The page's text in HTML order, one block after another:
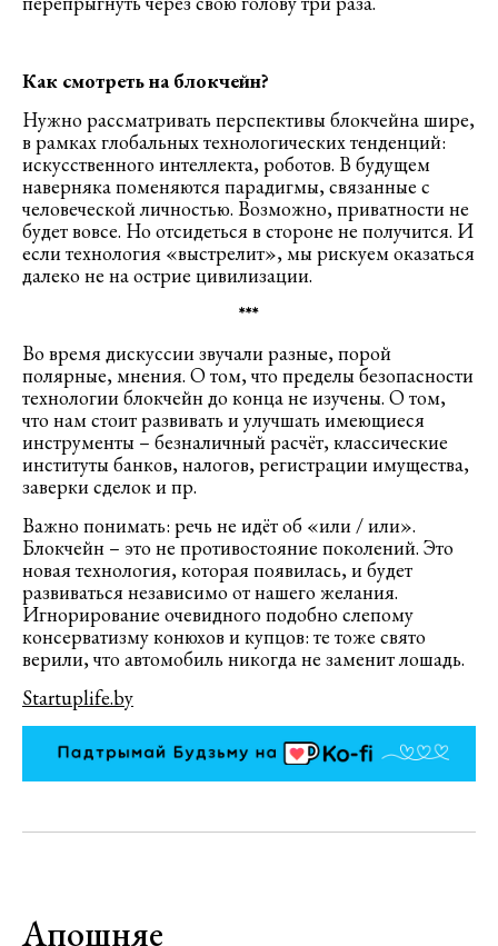
Как смотреть на блокчейн?
Нужно рассматривать перспективы блокчейна шире,
в рамках глобальных технологических тенденций:
искусственного интеллекта, роботов. В будущем
наверняка поменяются парадигмы, связанные с
человеческой личностью. Возможно, приватности не
будет вовсе. Но отсидеться в стороне не получится. И
если технология «выстрелит», мы рискуем оказаться
далеко не на острие цивилизации.
***
Во время дискуссии звучали разные, порой
полярные, мнения. О том, что пределы безопасности
технологии блокчейн до конца не изучены. О том,
что нам стоит развивать и улучшать имеющиеся
инструменты – безналичный расчёт, классические
институты банков, налогов, регистрации имущества,
заверки сделок и пр.
Важно понимать: речь не идёт об «или / или».
Блокчейн – это не противостояние поколений. Это
новая технология, которая появилась, и будет
развиваться независимо от нашего желания.
Игнорирование очевидного подобно слепому
консерватизму конюхов и купцов: те тоже свято
верили, что автомобиль никогда не заменит лошадь.
Startuplife.by
Апошняе